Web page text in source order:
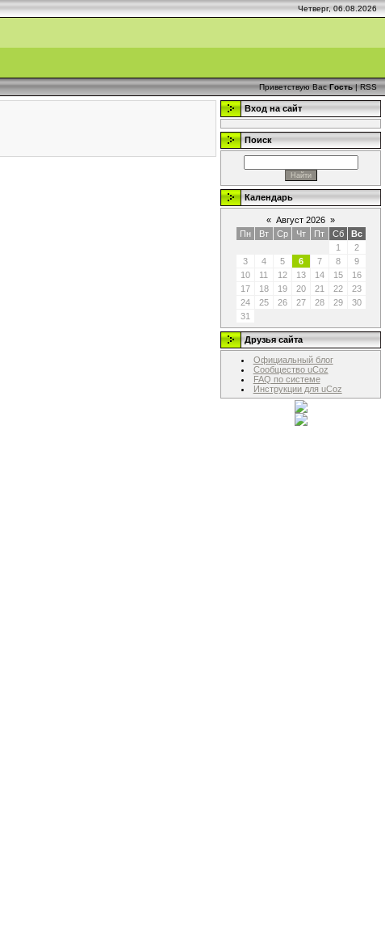
Четверг, 06.08.2026
Приветствую Вас Гость|RSS
Вход на сайт
Поиск
Календарь
« Август 2026 »
Пн
Вт Ср Чт Пт Сб
Вс
1
2
3
4 5 6 7 8
9
10
11 12 13 14 15
16
17
18 19 20 21 22
23
24
25 26 27 28 29
30
31
Друзья сайта
Официальный блог
Сообщество uCoz
FAQ по системе
Инструкции для uCoz